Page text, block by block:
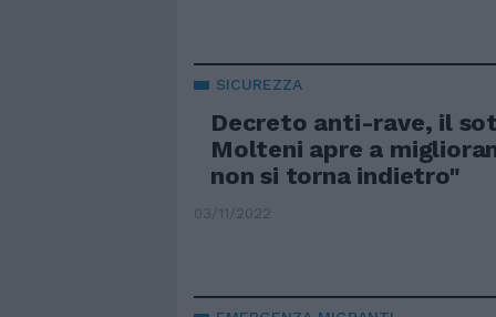
SICUREZZA
Decreto anti-rave, il
Molteni apre a
non si torna indietro"
03/11/2022